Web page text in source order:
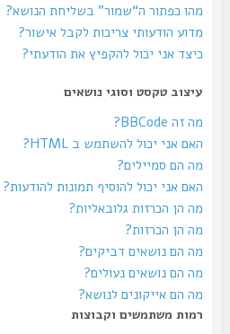
מהו כפתור ה“שמור” בשליחת הנושא?
מדוע הודעותי צריכות לקבל אישור?
כיצד אני יכול להקפיץ את הודעתי?
עיצוב טקסט וסוגי נושאים
מה זה BBCode?
האם אני יכול להשתמש ב HTML?
מה הם סמיילים?
האם אני יכול להוסיף תמונות להודעות?
מה הן הכרזות גלובאליות?
מה הן הכרזות?
מה הם נושאים דביקים?
מה הם נושאים נעולים?
מה הם אייקונים לנושא?
רמות משתמשים וקבוצות